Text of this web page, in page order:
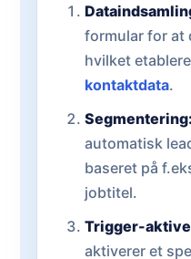
formular for at
hvilket
kontaktdata.
Segmentering:
automatisk
baseret på
jobtitel.
Trigger-
aktiverer et